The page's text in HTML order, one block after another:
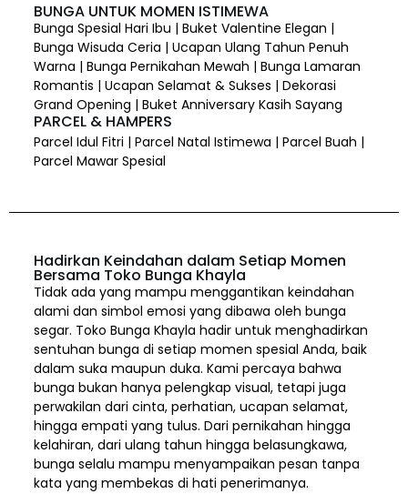
BUNGA UNTUK MOMEN ISTIMEWA
Bunga Spesial Hari Ibu | Buket Valentine Elegan |
Bunga Wisuda Ceria | Ucapan Ulang Tahun Penuh
Warna | Bunga Pernikahan Mewah | Bunga Lamaran
Romantis | Ucapan Selamat & Sukses | Dekorasi
Grand Opening | Buket Anniversary Kasih Sayang
PARCEL & HAMPERS
Parcel Idul Fitri | Parcel Natal Istimewa | Parcel Buah |
Parcel Mawar Spesial
Hadirkan Keindahan dalam Setiap Momen
Bersama Toko Bunga Khayla
Tidak ada yang mampu menggantikan keindahan
alami dan simbol emosi yang dibawa oleh bunga
segar. Toko Bunga Khayla hadir untuk menghadirkan
sentuhan bunga di setiap momen spesial Anda, baik
dalam suka maupun duka. Kami percaya bahwa
bunga bukan hanya pelengkap visual, tetapi juga
perwakilan dari cinta, perhatian, ucapan selamat,
hingga empati yang tulus. Dari pernikahan hingga
kelahiran, dari ulang tahun hingga belasungkawa,
bunga selalu mampu menyampaikan pesan tanpa
kata yang membekas di hati penerimanya.